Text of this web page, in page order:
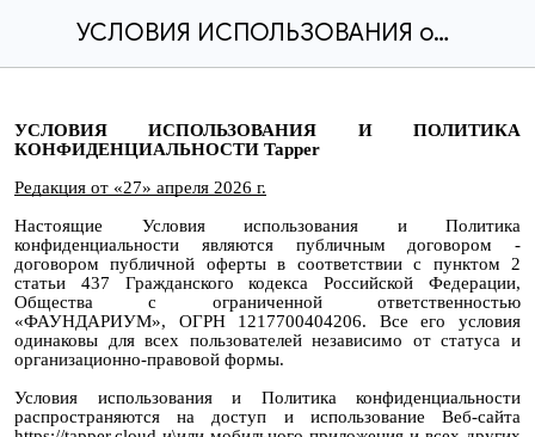
УСЛОВИЯ ИСПОЛЬЗОВАНИЯ облачный сервис для управления заказом в кафе Tapper
УСЛОВИЯ ИСПОЛЬЗОВАНИЯ И ПОЛИТИКА
КОНФИДЕНЦИАЛЬНОСТИ Tapper
Редакция от «27» апреля 2026 г.
Настоящие Условия использования и Политика
конфиденциальности являются публичным договором -
договором публичной оферты в соответствии с пунктом 2
статьи 437 Гражданского кодекса Российской Федерации,
Общества с ограниченной ответственностью
«ФАУНДАРИУМ», ОГРН 1217700404206. Все его условия
одинаковы для всех пользователей независимо от статуса и
организационно-правовой формы.
Условия использования и Политика конфиденциальности
распространяются на доступ и использование Веб-сайта